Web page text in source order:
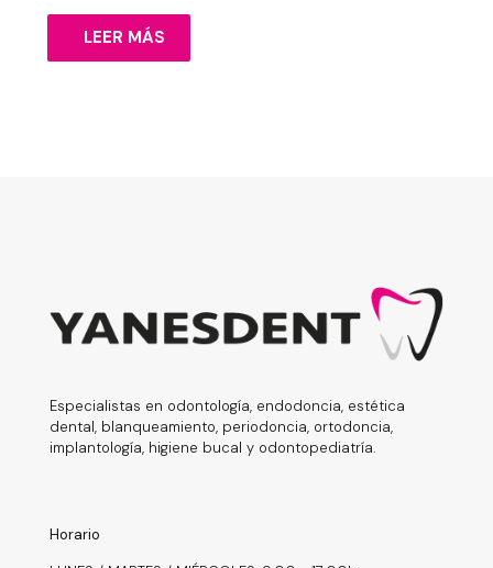
LEER MÁS
Especialistas en odontología, endodoncia, estética
dental, blanqueamiento, periodoncia, ortodoncia,
implantología, higiene bucal y odontopediatría.
Horario